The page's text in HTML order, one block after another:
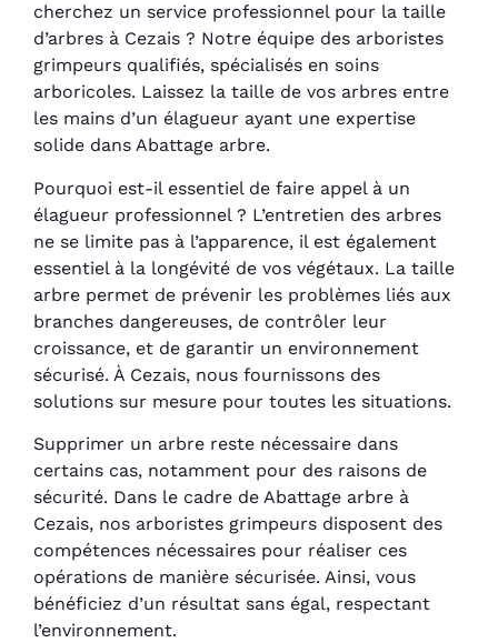
cherchez un service professionnel pour la taille
d’arbres à Cezais ? Notre équipe des arboristes
grimpeurs qualifiés, spécialisés en soins
arboricoles. Laissez la taille de vos arbres entre
les mains d’un élagueur ayant une expertise
solide dans Abattage arbre.
Pourquoi est-il essentiel de faire appel à un
élagueur professionnel ? L’entretien des arbres
ne se limite pas à l’apparence, il est également
essentiel à la longévité de vos végétaux. La taille
arbre permet de prévenir les problèmes liés aux
branches dangereuses, de contrôler leur
croissance, et de garantir un environnement
sécurisé. À Cezais, nous fournissons des
solutions sur mesure pour toutes les situations.
Supprimer un arbre reste nécessaire dans
certains cas, notamment pour des raisons de
sécurité. Dans le cadre de Abattage arbre à
Cezais, nos arboristes grimpeurs disposent des
compétences nécessaires pour réaliser ces
opérations de manière sécurisée. Ainsi, vous
bénéficiez d’un résultat sans égal, respectant
l’environnement.